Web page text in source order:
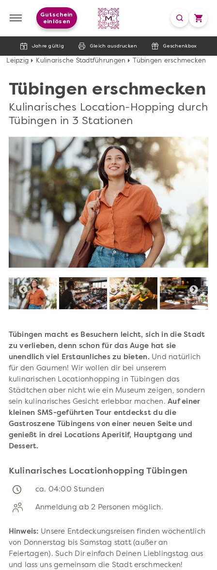
Jahre gültig Gleich ausdrucken Geschenkbox
Gutschein
einlösen
Leipzig Kulinarische Stadtführungen Tübingen erschmecken
Tübingen erschmecken
Kulinarisches Location-Hopping durch
Tübingen in 3 Stationen
Tübingen macht es Besuchern leicht, sich in die Stadt
zu verlieben, denn schon für das Auge hat sie
unendlich viel Erstaunliches zu bieten. Und natürlich
für den Gaumen! Wir wollen dir bei unserem
kulinarischen Locationhopping in Tübingen das
Städtchen aber nicht wie ein Museum zeigen, sondern
sein kulinarisches Gesicht erlebbar machen.Auf einer
kleinen SMS-geführten Tour entdeckst du die
Gastroszene Tübingens von einer neuen Seite und
genießt in drei Locations Aperitif, Hauptgang und
Dessert.
Kulinarisches Locationhopping Tübingen
ca. 04:00 Stunden
Anmeldung ab 2 Personen möglich.
Hinweis: Unsere Entdeckungsreisen finden wöchentlich
von Donnerstag bis Samstag statt (außer an
Feiertagen). Such Dir einfach Deinen Lieblingstag aus
und lass uns gemeinsam die Stadt erschmecken!